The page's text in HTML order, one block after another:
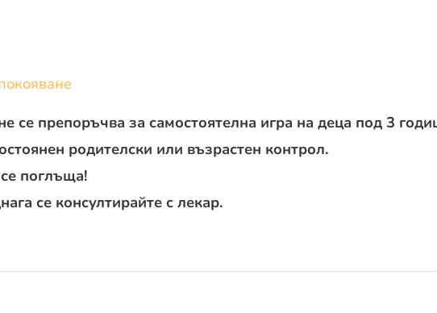
се препоръчва за самостоятелна игра на деца под 3
родителски или възрастен контрол.
поглъща!
се консултирайте с лекар.